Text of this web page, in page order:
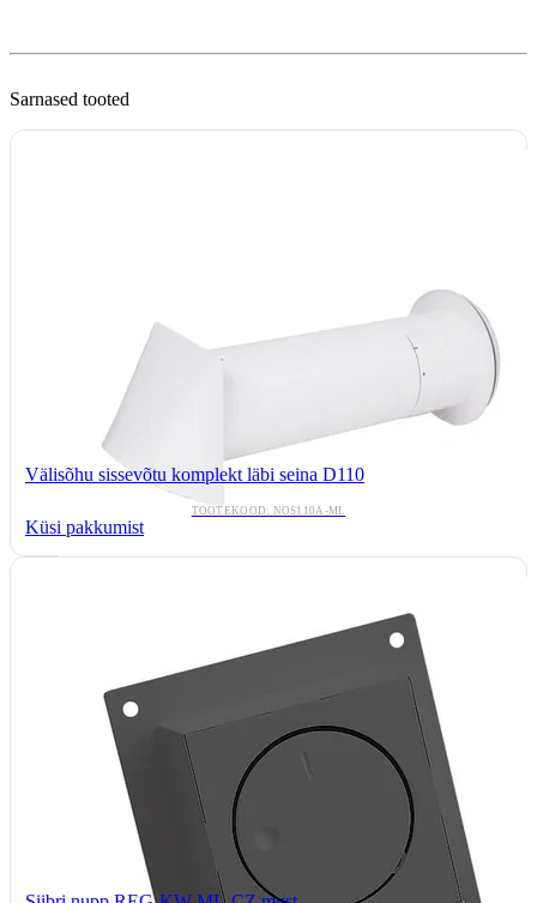
Sarnased tooted
Välisõhu sissevõtu komplekt läbi seina D110
TOOTEKOOD: NOS110A-ML
Küsi pakkumist